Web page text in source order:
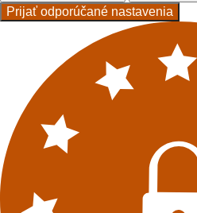
Prijať odporúčané nastavenia